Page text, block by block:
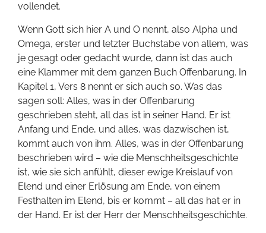
vollendet.
Wenn Gott sich hier A und O nennt, also Alpha und
Omega, erster und letzter Buchstabe von allem, was
je gesagt oder gedacht wurde, dann ist das auch
eine Klammer mit dem ganzen Buch Offenbarung. In
Kapitel 1, Vers 8 nennt er sich auch so. Was das
sagen soll: Alles, was in der Offenbarung
geschrieben steht, all das ist in seiner Hand. Er ist
Anfang und Ende, und alles, was dazwischen ist,
kommt auch von ihm. Alles, was in der Offenbarung
beschrieben wird – wie die Menschheitsgeschichte
ist, wie sie sich anfühlt, dieser ewige Kreislauf von
Elend und einer Erlösung am Ende, von einem
Festhalten im Elend, bis er kommt – all das hat er in
der Hand. Er ist der Herr der Menschheitsgeschichte.